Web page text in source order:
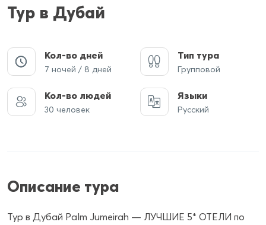
Тур в Дубай
Кол-во дней
7 ночей / 8 дней
Тип тура
Групповой
Кол-во людей
30 человек
Языки
Русский
Описание тура
Тур в Дубай Palm Jumeirah — ЛУЧШИЕ 5* ОТЕЛИ по